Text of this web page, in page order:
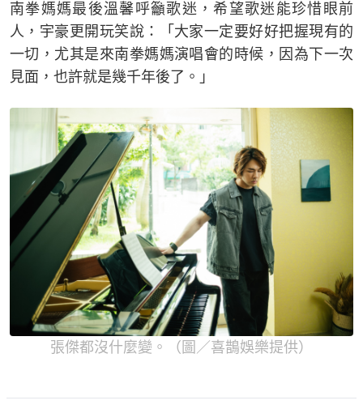
南拳媽媽最後溫馨呼籲歌迷，希望歌迷能珍惜眼前
人，宇豪更開玩笑說：「大家一定要好好把握現有的
一切，尤其是來南拳媽媽演唱會的時候，因為下一次
見面，也許就是幾千年後了。」
張傑都沒什麼變。（圖／喜鵲娛樂提供）